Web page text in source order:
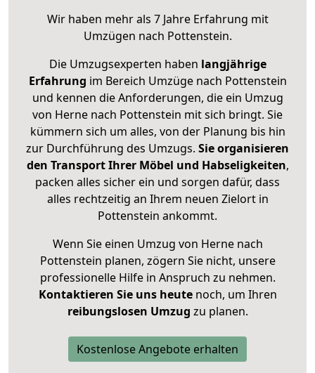
Wir haben mehr als 7 Jahre Erfahrung mit
Umzügen nach Pottenstein.
Die Umzugsexperten haben langjährige
Erfahrung im Bereich Umzüge nach Pottenstein
und kennen die Anforderungen, die ein Umzug
von Herne nach Pottenstein mit sich bringt. Sie
kümmern sich um alles, von der Planung bis hin
zur Durchführung des Umzugs. Sie organisieren
den Transport Ihrer Möbel und Habseligkeiten,
packen alles sicher ein und sorgen dafür, dass
alles rechtzeitig an Ihrem neuen Zielort in
Pottenstein ankommt.
Wenn Sie einen Umzug von Herne nach
Pottenstein planen, zögern Sie nicht, unsere
professionelle Hilfe in Anspruch zu nehmen.
Kontaktieren Sie uns heutenoch, um Ihren
reibungslosen Umzug zu planen.
Kostenlose Angebote erhalten